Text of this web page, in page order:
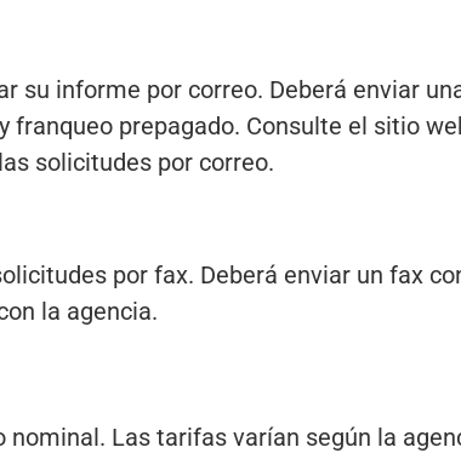
su informe por correo. Deberá enviar
prepagado. Consulte el sitio
solicitudes por correo.
por fax. Deberá enviar un fax
la agencia.
Las tarifas varían según la